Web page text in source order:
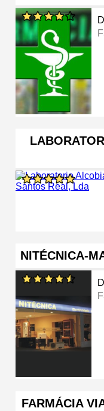
NITÉCNICA-
FARMÁCIA